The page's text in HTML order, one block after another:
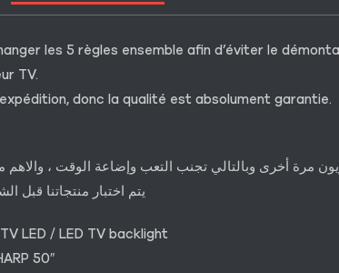
les 5 règles ensemble afin d’éviter le
TV.
donc la qualité est absolument garantie.
مرة أخرى وبالتالي تجنب التعب وإضاعة الوقت ،
يتم اختبار منتجاتنا قبل
LED / LED TV backlight
50″